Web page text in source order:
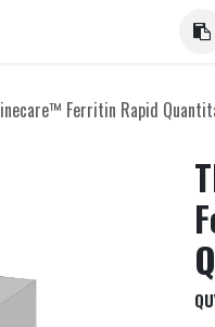
Ferritin Rapid